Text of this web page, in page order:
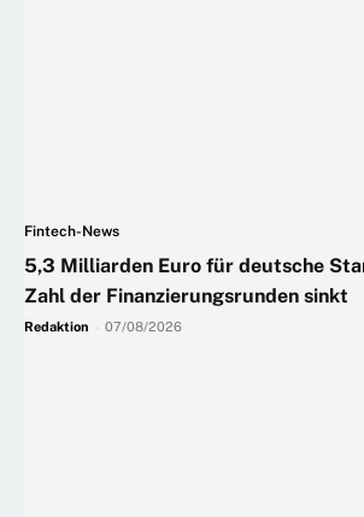
Fintech-News
5,3 Milliarden Euro für deutsche
Zahl der Finanzierungsrunden sinkt
Redaktion 07/08/2026